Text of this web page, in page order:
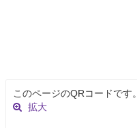
このページのQRコードです。
拡大